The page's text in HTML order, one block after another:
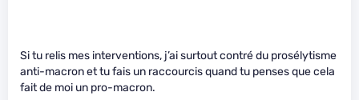
Si tu relis mes interventions, j’ai surtout contré du prosélytisme
anti-macron et tu fais un raccourcis quand tu penses que cela
fait de moi un pro-macron.